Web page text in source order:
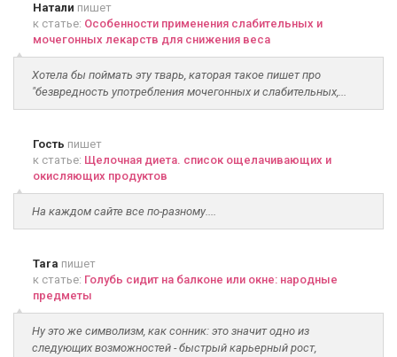
Натали пишет
к статье: Особенности применения слабительных и
мочегонных лекарств для снижения веса
Хотела бы поймать эту тварь, каторая такое пишет про
"безвредность употребления мочегонных и слабительных,...
Гость пишет
к статье: Щелочная диета. список ощелачивающих и
окисляющих продуктов
На каждом сайте все по-разному....
Tara пишет
к статье: Голубь сидит на балконе или окне: народные
предметы
Ну это же символизм, как сонник: это значит одно из
следующих возможностей - быстрый карьерный рост,